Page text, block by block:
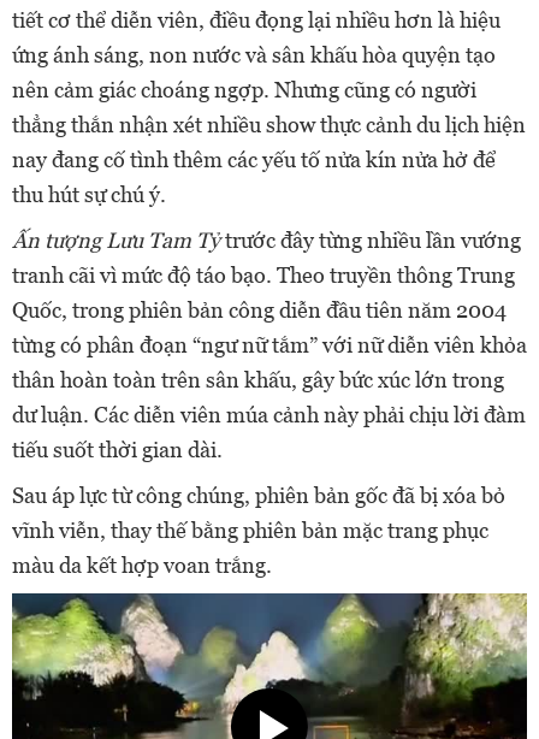
tiết cơ thể diễn viên, điều đọng lại nhiều hơn là hiệu
ứng ánh sáng, non nước và sân khấu hòa quyện tạo
nên cảm giác choáng ngợp. Nhưng cũng có người
thẳng thắn nhận xét nhiều show thực cảnh du lịch hiện
nay đang cố tình thêm các yếu tố nửa kín nửa hở để
thu hút sự chú ý.
Ấn tượng Lưu Tam Tỷtrước đây từng nhiều lần vướng
tranh cãi vì mức độ táo bạo. Theo truyền thông Trung
Quốc, trong phiên bản công diễn đầu tiên năm 2004
từng có phân đoạn “ngư nữ tắm” với nữ diễn viên khỏa
thân hoàn toàn trên sân khấu, gây bức xúc lớn trong
dư luận. Các diễn viên múa cảnh này phải chịu lời đàm
tiếu suốt thời gian dài.
Sau áp lực từ công chúng, phiên bản gốc đã bị xóa bỏ
vĩnh viễn, thay thế bằng phiên bản mặc trang phục
màu da kết hợp voan trắng.